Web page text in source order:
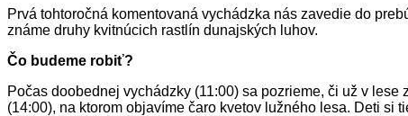
Prvá tohtoročná komentovaná vychádzka nás zavedie do
známe druhy kvitnúcich rastlín dunajských luhov.
Čo budeme robiť?
Počas doobednej vychádzky (11:00) sa pozrieme, či už v
(14:00), na ktorom objavíme čaro kvetov lužného lesa. Deti si